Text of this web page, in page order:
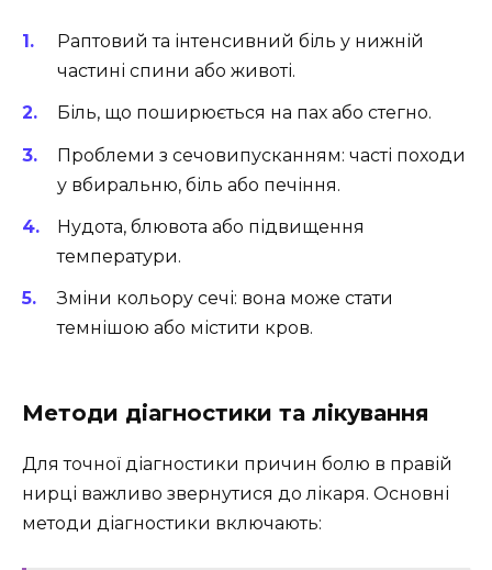
Раптовий та інтенсивний біль у нижній
частині спини або животі.
Біль, що поширюється на пах або стегно.
Проблеми з сечовипусканням: часті походи
у вбиральню, біль або печіння.
Нудота, блювота або підвищення
температури.
Зміни кольору сечі: вона може стати
темнішою або містити кров.
Методи діагностики та лікування
Для точної діагностики причин болю в правій
нирці важливо звернутися до лікаря. Основні
методи діагностики включають: